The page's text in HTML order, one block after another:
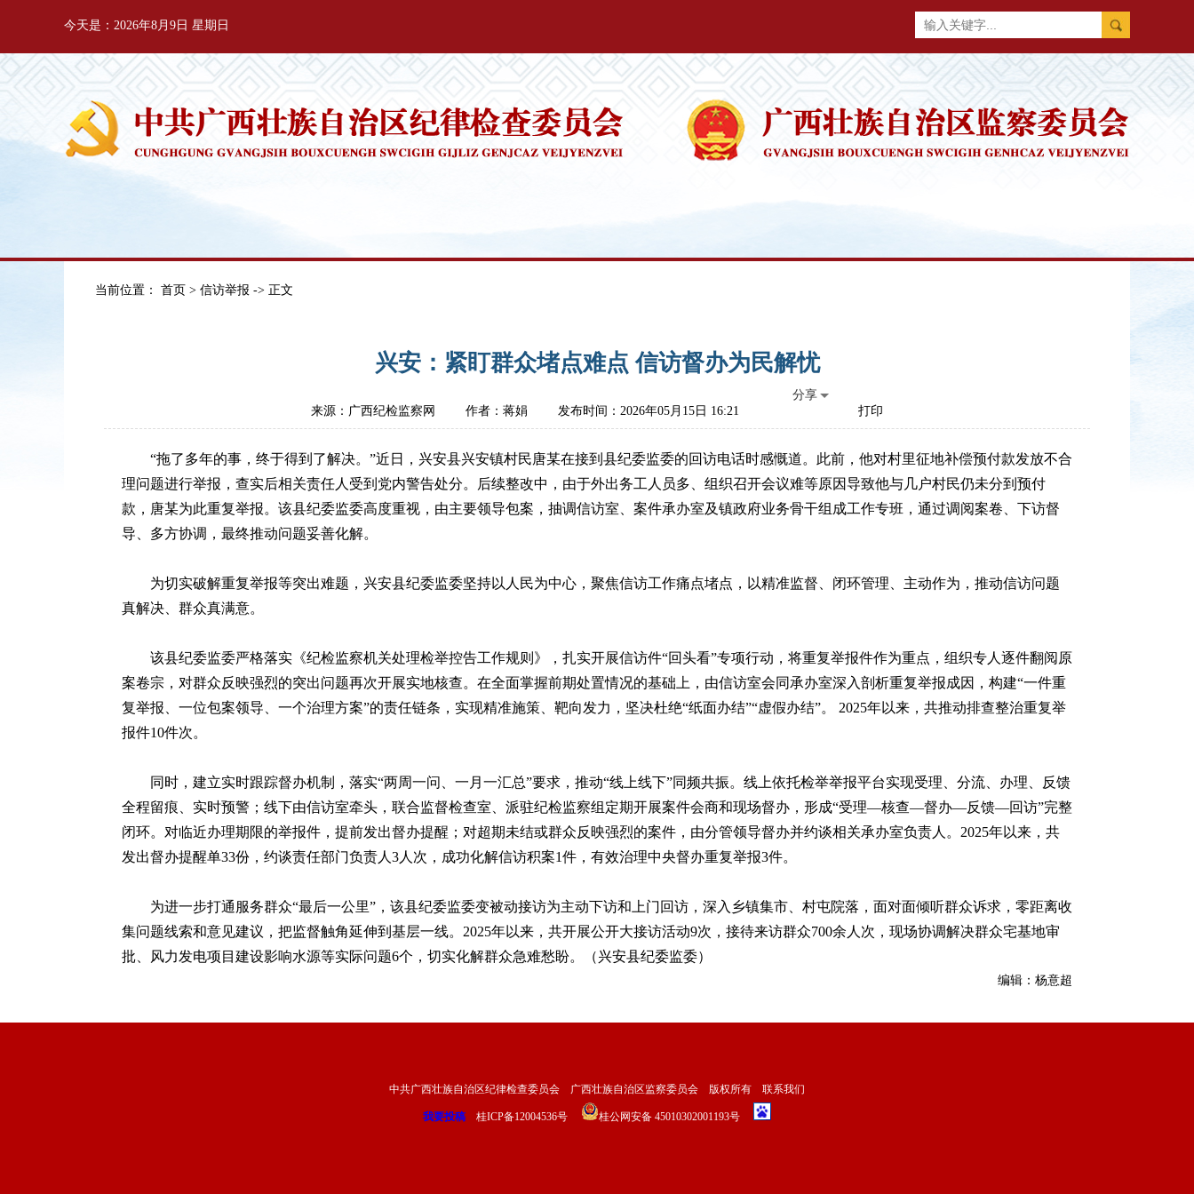
今天是：2026年8月9日 星期日
当前位置： 首页 > 信访举报 -> 正文
兴安：紧盯群众堵点难点 信访督办为民解忧
来源：广西纪检监察网 作者：蒋娟 发布时间：2026年05月15日 16:21
分享
打印
“拖了多年的事，终于得到了解决。”近日，兴安县兴安镇村民唐某在接到县纪委监委的回访电话时感慨道。此前，他对村里征地补偿预付款发放不合
理问题进行举报，查实后相关责任人受到党内警告处分。后续整改中，由于外出务工人员多、组织召开会议难等原因导致他与几户村民仍未分到预付
款，唐某为此重复举报。该县纪委监委高度重视，由主要领导包案，抽调信访室、案件承办室及镇政府业务骨干组成工作专班，通过调阅案卷、下访督
导、多方协调，最终推动问题妥善化解。
为切实破解重复举报等突出难题，兴安县纪委监委坚持以人民为中心，聚焦信访工作痛点堵点，以精准监督、闭环管理、主动作为，推动信访问题
真解决、群众真满意。
该县纪委监委严格落实《纪检监察机关处理检举控告工作规则》，扎实开展信访件“回头看”专项行动，将重复举报件作为重点，组织专人逐件翻阅原
案卷宗，对群众反映强烈的突出问题再次开展实地核查。在全面掌握前期处置情况的基础上，由信访室会同承办室深入剖析重复举报成因，构建“一件重
复举报、一位包案领导、一个治理方案”的责任链条，实现精准施策、靶向发力，坚决杜绝“纸面办结”“虚假办结”。 2025年以来，共推动排查整治重复举
报件10件次。
同时，建立实时跟踪督办机制，落实“两周一问、一月一汇总”要求，推动“线上线下”同频共振。线上依托检举举报平台实现受理、分流、办理、反馈
全程留痕、实时预警；线下由信访室牵头，联合监督检查室、派驻纪检监察组定期开展案件会商和现场督办，形成“受理—核查—督办—反馈—回访”完整
闭环。对临近办理期限的举报件，提前发出督办提醒；对超期未结或群众反映强烈的案件，由分管领导督办并约谈相关承办室负责人。2025年以来，共
发出督办提醒单33份，约谈责任部门负责人3人次，成功化解信访积案1件，有效治理中央督办重复举报3件。
为进一步打通服务群众“最后一公里”，该县纪委监委变被动接访为主动下访和上门回访，深入乡镇集市、村屯院落，面对面倾听群众诉求，零距离收
集问题线索和意见建议，把监督触角延伸到基层一线。2025年以来，共开展公开大接访活动9次，接待来访群众700余人次，现场协调解决群众宅基地审
批、风力发电项目建设影响水源等实际问题6个，切实化解群众急难愁盼。（兴安县纪委监委）
编辑：杨意超
中共广西壮族自治区纪律检查委员会 广西壮族自治区监察委员会 版权所有 联系我们
我要投稿 桂ICP备12004536号 桂公网安备 45010302001193号